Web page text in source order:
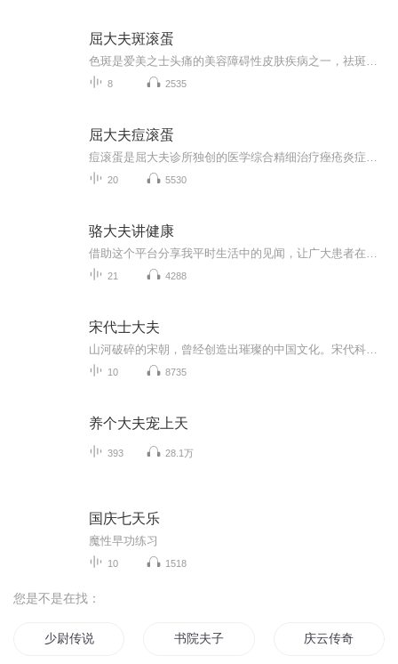
屈大夫斑滚蛋
8 2535
屈大夫痘滚蛋
20 5530
骆大夫讲健康
21 4288
宋代士大夫
10 8735
养个大夫宠上天
393 28.1万
国庆七天乐
魔性早功练习
10 1518
您是不是在找：
少尉传说 书院夫子 庆云传奇